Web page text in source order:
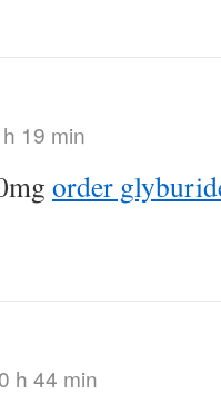
19 min
order
h 44 min